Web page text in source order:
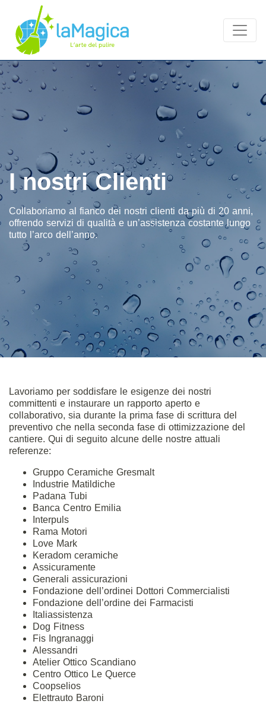
I nostri Clienti
Collaboriamo al fianco dei nostri clienti da più di 20 anni,
offrendo servizi di qualità e un’assistenza costante lungo
tutto l’arco dell’anno.
Lavoriamo per soddisfare le esigenze dei nostri
committenti e instaurare un rapporto aperto e
collaborativo, sia durante la prima fase di scrittura del
preventivo che nella seconda fase di ottimizzazione del
cantiere. Qui di seguito alcune delle nostre attuali
referenze:
Gruppo Ceramiche Gresmalt
Industrie Matildiche
Padana Tubi
Banca Centro Emilia
Interpuls
Rama Motori
Love Mark
Keradom ceramiche
Assicuramente
Generali assicurazioni
Fondazione dell’ordinei Dottori Commercialisti
Fondazione dell’ordine dei Farmacisti
Italiassistenza
Dog Fitness
Fis Ingranaggi
Alessandri
Atelier Ottico Scandiano
Centro Ottico Le Querce
Coopselios
Elettrauto Baroni